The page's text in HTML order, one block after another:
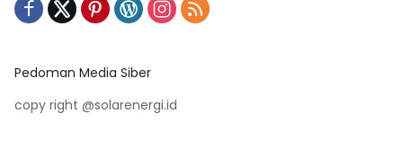
Pedoman Media Siber
copy right @solarenergi.id